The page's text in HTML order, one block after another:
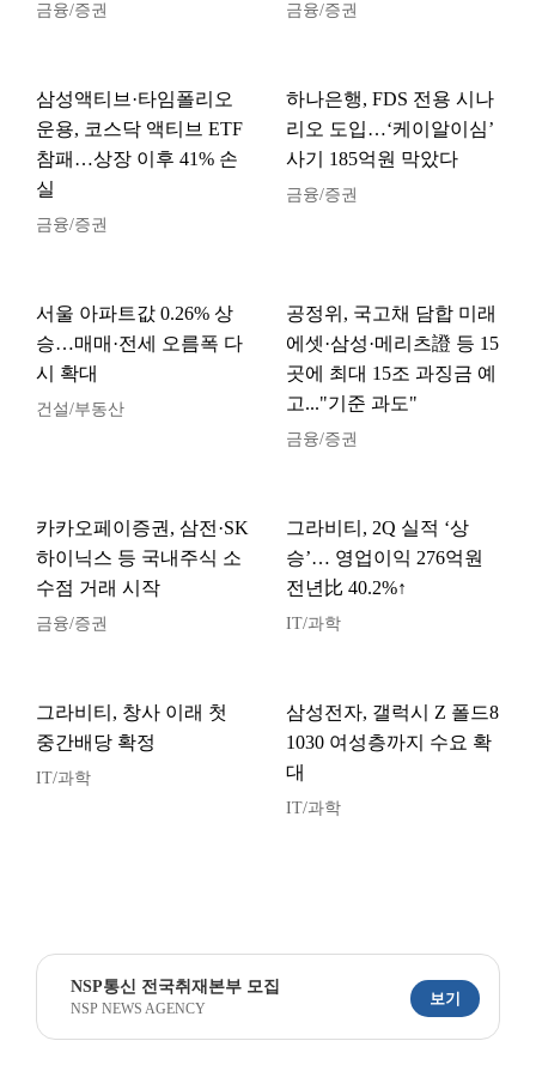
금융/증권 금융/증권
삼성액티브·타임폴리오
운용, 코스닥 액티브 ETF
참패…상장 이후 41% 손
실
금융/증권
하나은행, FDS 전용 시나
리오 도입…‘케이알이심’
사기 185억원 막았다
금융/증권
서울 아파트값 0.26% 상
승…매매·전세 오름폭 다
시 확대
건설/부동산
공정위, 국고채 담합 미래
에셋·삼성·메리츠證 등 15
곳에 최대 15조 과징금 예
고..."기준 과도"
금융/증권
카카오페이증권, 삼전·SK
하이닉스 등 국내주식 소
수점 거래 시작
금융/증권
그라비티, 2Q 실적 ‘상
승’… 영업이익 276억원
전년比 40.2%↑
IT/과학
그라비티, 창사 이래 첫
중간배당 확정
IT/과학
삼성전자, 갤럭시 Z 폴드8
1030 여성층까지 수요 확
대
IT/과학
NSP통신 전국취재본부 모집
NSP NEWS AGENCY
보기